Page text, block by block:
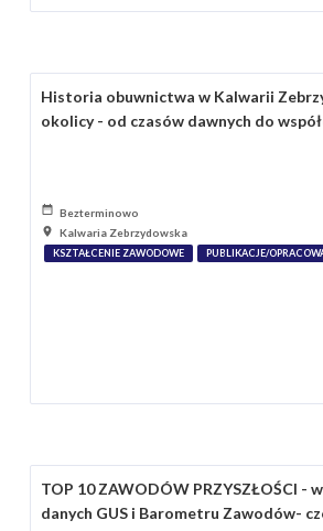
Historia obuwnictwa w Kalwarii
okolicy - od czasów dawnych do
Bezterminowo
Kalwaria Zebrzydowska
KSZTAŁCENIE ZAWODOWE PUBLIKACJE/
TOP 10 ZAWODÓW PRZYSZŁOŚCI -
danych GUS i Barometru Zawodów-